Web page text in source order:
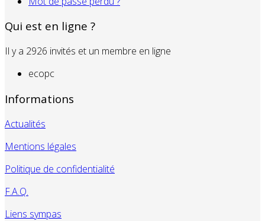
Qui est en ligne ?
Il y a 2926 invités et un membre en ligne
ecopc
Informations
Actualités
Mentions légales
Politique de confidentialité
F.A.Q.
Liens sympas